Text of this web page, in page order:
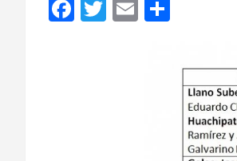
F
T
E
m
p
ar
tir